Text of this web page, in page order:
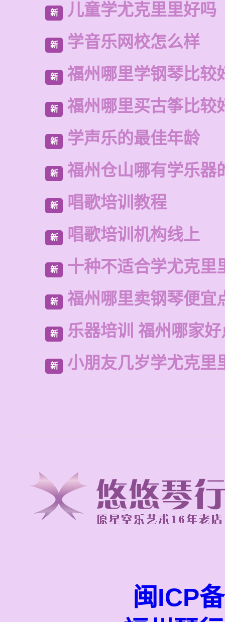
新 儿童学尤克里里好吗
新 学音乐网校怎么样
新 福州哪里学钢琴比较
新 福州哪里买古筝比较
新 学声乐的最佳年龄
新 福州仓山哪有学乐器
新 唱歌培训教程
新 唱歌培训机构线上
新 十种不适合学尤克里
新 福州哪里卖钢琴便宜
新 乐器培训 福州哪家好
新 小朋友几岁学尤克里
闽ICP